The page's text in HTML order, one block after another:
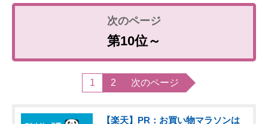
第10位～
1 2 次のページ
【楽天】PR：お買い物マラソンは